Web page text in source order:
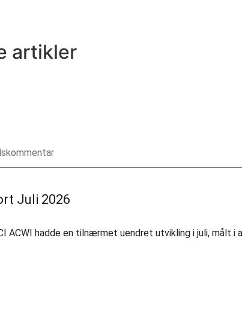
artikler
Juli 2026
ACWI hadde en tilnærmet uendret utvikling i juli, målt i